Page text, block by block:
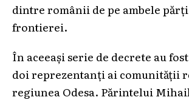
dintre românii de pe ambele
frontierei.
În aceeași serie de decrete au
doi reprezentanți ai comunității
regiunea Odesa. Părintelui